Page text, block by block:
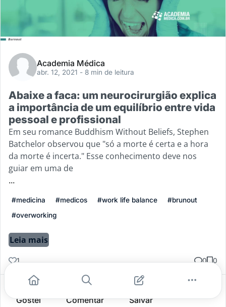
Academia Médica
abr. 12, 2021 - 8 min de leitura
Abaixe a faca: um neurocirurgião explica
a importância de um equilíbrio entre vida
pessoal e profissional
Em seu romance Buddhism Without Beliefs, Stephen
Batchelor observou que "só a morte é certa e a hora
da morte é incerta." Esse conhecimento deve nos
guiar em uma de
...
#medicina #medicos #work life balance
#brunout
#overworking
Leia mais
1 0 0
Gostei Comentar Salvar